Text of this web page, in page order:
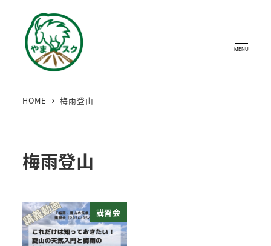
MENU
HOME 梅雨登山
梅雨登山
講習会